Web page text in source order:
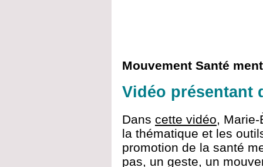
Mouvement Santé
Vidéo présentant
Dans cette vidéo ,
la thématique et les
promotion de la santé
pas, un geste, un